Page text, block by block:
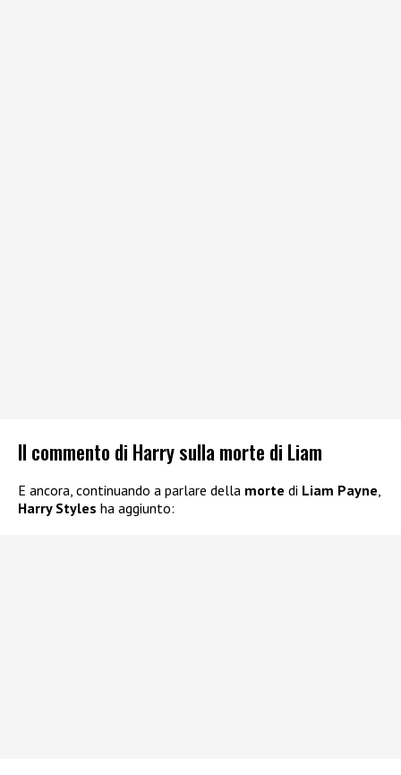
Il commento di Harry sulla morte di Liam
E ancora, continuando a parlare della morte di Liam Payne
Harry Styles ha aggiunto: